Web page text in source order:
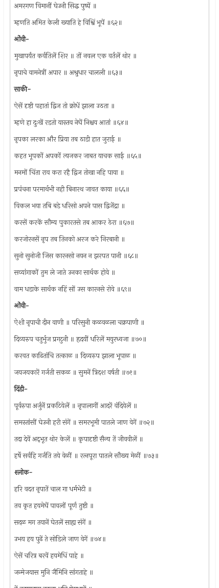
अमरगण विमानीं घेउनी सिद्ध पुष्पें ॥
म्हणति अमित केली ख्याति हे विश्विं भूपें ॥६२॥
ओंवी-
मुखापर्यंत कर्वतिलें शिर ॥ तों नवल एक वर्तलें थोर ॥
नृपाचे वामनेत्रीं अपार ॥ अश्रुधार चालली ॥६३॥
साकी-
ऐसें दृष्टी पहातां द्विज तो क्रोधें झाला उठता ॥
म्हणे हा दुःखें रडतो यास्तव नेघें निश्चय आतां ॥६४॥
नृपका लरका और प्रिया तब ठाडी हात जुराई ॥
कहत भूपकों अपकों त्यजकर जाबत याचक साई ॥६५॥
मनमों चिंता राव करा रहै द्विज तोखा नहि पाया ॥
प्रपंचना परमार्थभी नही बिनारथ जावत काया ॥६६॥
विकल भया तबि बडे धरिसो अपने पास द्विजेंद्रा ॥
करसें करकें सौम्य पुकारतसे तब आकर ठेरा ॥६७॥
करजोरनसें नृप तब तिनको अरज करे निरबानी ॥
सुनो सुनोजी जिस कारनसो नयन न झरपत पानी ॥६८॥
सव्यांगाकों तुम ले जाते उनका सार्थक होवे ॥
वाम धडाके सार्थक नहिं सों उस कारनसे रोवे ॥६९॥
ओंवी-
ऐशी नृपाची दीन वाणी ॥ परिसुनी कळवळला चक्रपाणी ॥
दिव्यरुप चतुर्भुज प्रगटुनी ॥ हृदयीं धरिलें मयुरध्वजा ॥७०॥
करवत काढितांचि तत्काळ ॥ दिव्यरुप झाला भूपाळ ॥
जयजयकारें गर्जती सकळ ॥ सुमनें त्रिदश वर्षती ॥७१॥
दिंडी-
पूर्वरुपा अर्जुनें प्रकटियेलें ॥ नृपालागीं आदरें वंदियेलें ॥
समस्तांसीं घेउनी हरी संगें ॥ समरभूमी पातले जाण वेगें ॥७२॥
तदा देवें अद्‌भूत थोर केलें ॥ कृपादृष्टी सैन्य तें जीववीलें ॥
हर्षे सर्वहि गर्जति तये वेळीं ॥ रत्‍नपूरा पातले सौख्य मेळीं ॥७३॥
श्‍लोक-
हरि वदत नृपातें चाल गा धर्मभेटी ॥
तव कृत हयमेघें पावलों पूर्ण तुष्टी ॥
सदळ मग तयानें घेतलें साह्य संगें ॥
उभय हय पुढें ते सोडिले जाण वेगें ॥७४॥
ऐसें चरित्र बरवें हयमेधिं पाहे ॥
जन्मेजयास मुनि जैमिनि सांगताहे ॥